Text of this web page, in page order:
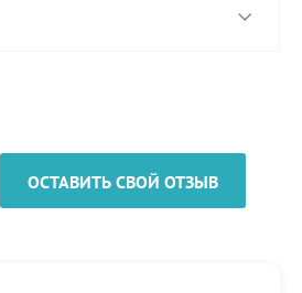
ОСТАВИТЬ СВОЙ ОТЗЫВ